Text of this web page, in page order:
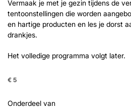
Vermaak je met je gezin tijdens de
tentoonstellingen die worden
en hartige producten en les je dorst
drankjes.
Het volledige programma volgt later.
€ 5
Onderdeel van